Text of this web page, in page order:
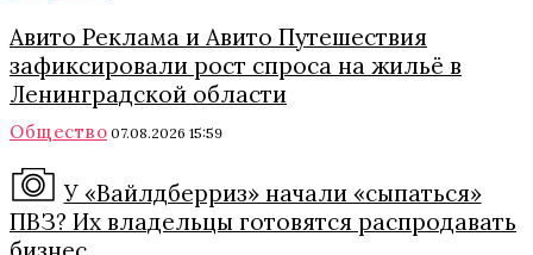
Авито Реклама и Авито Путешествия
зафиксировали рост спроса на жильё в
Ленинградской области
Общество 07.08.2026 15:59
У «Вайлдберриз» начали «сыпаться»
ПВЗ? Их владельцы готовятся распродавать